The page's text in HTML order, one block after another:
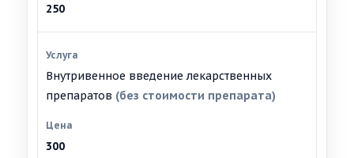
250
Внутривенное введение лекарственных
препаратов (без стоимости препарата)
300